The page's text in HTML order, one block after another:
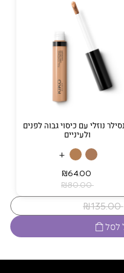
נוזלי עם כיסוי גבוה לפנים
ולעיניים
+
‏ ₪80.00
‏ ₪135.00
לסל